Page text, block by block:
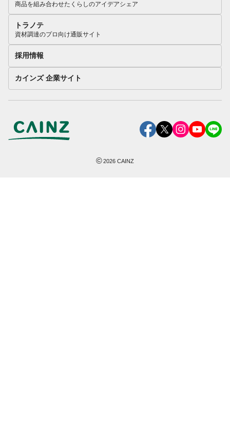
商品を組み合わせたくらしのアイデアシェア
トラノテ
資材調達のプロ向け通販サイト
採用情報
カインズ 企業サイト
©2026 CAINZ